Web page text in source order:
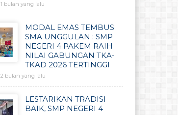
1 bulan yang lalu
MODAL EMAS TEMBUS
SMA UNGGULAN : SMP
NEGERI 4 PAKEM RAIH
NILAI GABUNGAN TKA-
TKAD 2026 TERTINGGI
2 bulan yang lalu
LESTARIKAN TRADISI
BAIK, SMP NEGERI 4